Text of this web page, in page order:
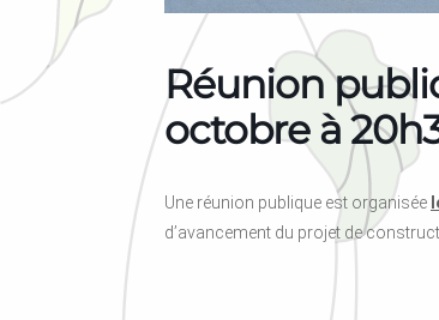
Réunion
octobre à
Une réunion publique est organisée
d’avancement du projet de